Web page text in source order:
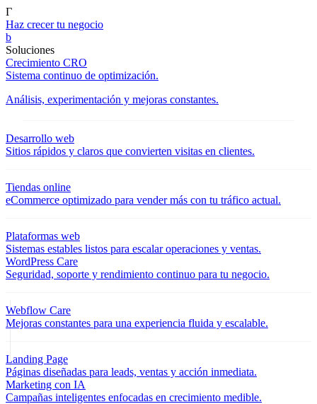
Γ
Haz crecer tu negocio
b
Soluciones
Crecimiento CRO
Sistema continuo de optimización.
Análisis, experimentación y mejoras constantes.
Desarrollo web
Sitios rápidos y claros que convierten visitas en clientes.
Tiendas online
eCommerce optimizado para vender más con tu tráfico actual.
Plataformas web
Sistemas estables listos para escalar operaciones y ventas.
WordPress Care
Seguridad, soporte y rendimiento continuo para tu negocio.
Webflow Care
Mejoras constantes para una experiencia fluida y escalable.
Landing Page
Páginas diseñadas para leads, ventas y acción inmediata.
Marketing con IA
Campañas inteligentes enfocadas en crecimiento medible.